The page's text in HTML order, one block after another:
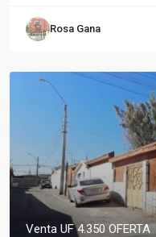
Rosa Gana
Venta UF 4.350 OFERTA